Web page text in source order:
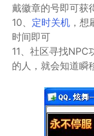
戴徽章的号即可获
10、 定时关机 ，
时间即可
11、社区寻找
的人，就会知道瞬